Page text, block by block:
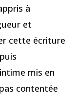
à
et
cette écriture
mis en
contentée